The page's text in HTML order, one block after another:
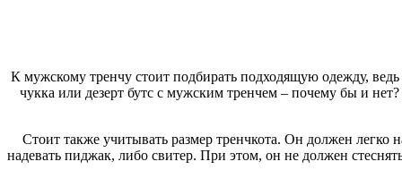
К мужскому тренчу стоит подбирать подходящую одежду,
чукка или дезерт бутс с мужским тренчем – почему бы и
Стоит также учитывать размер тренчкота. Он должен
надевать пиджак, либо свитер. При этом, он не должен